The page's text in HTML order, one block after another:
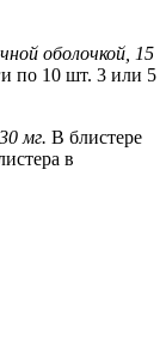
оболочкой, 15
по 10 шт. 3 или 5
мг. В блистере
в